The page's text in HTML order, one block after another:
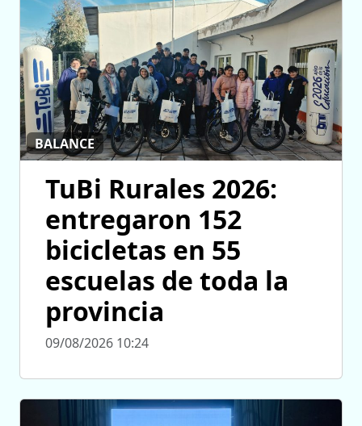
BALANCE
TuBi Rurales 2026:
entregaron 152
bicicletas en 55
escuelas de toda la
provincia
09/08/2026 10:24